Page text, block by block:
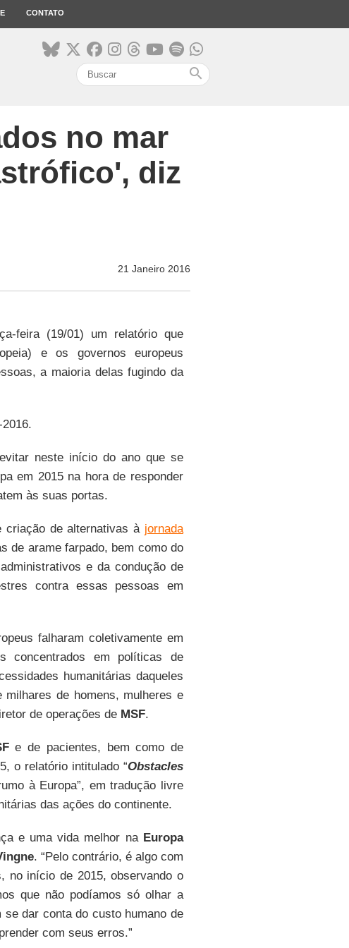
CONTATO
search
no mar
diz
21 Janeiro 2016
feira (19/01) um relatório que
e os governos europeus
a maioria delas fugindo da
neste início do ano que se
em 2015 na hora de responder
às suas portas.
criação de alternativas à jornada
de arame farpado, bem como do
e da condução de
contra essas pessoas em
falharam coletivamente em
concentrados em políticas de
humanitárias daqueles
milhares de homens, mulheres e
de operações de MSF.
e de pacientes, bem como de
o relatório intitulado “Obstacles
à Europa”, em tradução livre
das ações do continente.
e uma vida melhor na Europa
. “Pelo contrário, é algo com
no início de 2015, observando o
que não podíamos só olhar a
dar conta do custo humano de
com seus erros.”